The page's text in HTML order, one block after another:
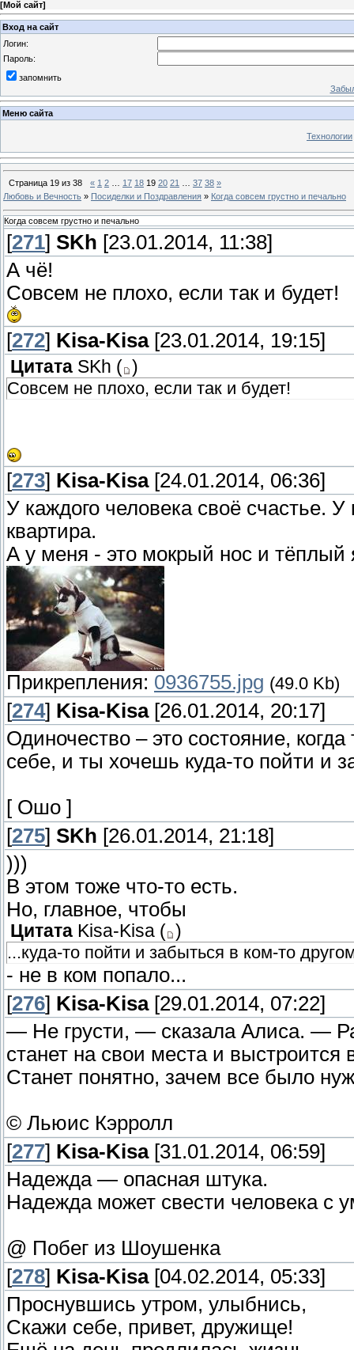
[Мой сайт]
Вход на сайт
Логин:
Пароль:
запомнить
Меню сайта
Технологии
Страница 19 из 38 « 1 2 17 18 19 20 21 37 38 »
Любовь и Вечность » Посиделки и Поздравления » Когда совсем грустно и печально
Когда совсем грустно и печально
[271] SKh [23.01.2014, 11:38]
А чё!
Совсем не плохо, если так и будет!
[272] Kisa-Kisa[23.01.2014, 19:15]
Цитата SKh ( )
Совсем не плохо, если так и будет!
[273] Kisa-Kisa[24.01.2014, 06:36]
У каждого человека своё счастье.
квартира.
А у меня - это мокрый нос и тёплый
Прикрепления: 0936755.jpg (49.0 Kb)
[274] Kisa-Kisa[26.01.2014, 20:17]
Одиночество – это состояние,
себе, и ты хочешь куда-то пойти и
[ Ошо ]
[275] SKh [26.01.2014, 21:18]
)))
В этом тоже что-то есть.
Но, главное, чтобы
Цитата Kisa-Kisa ( )
...куда-то пойти и забыться в ком-то
- не в ком попало...
[276] Kisa-Kisa[29.01.2014, 07:22]
— Не грусти, — сказала Алисa. —
станет на свои места и
Станет понятно, зачем все было
© Льюис Кэрролл
[277] Kisa-Kisa[31.01.2014, 06:59]
Надежда — опасная штука.
Надежда может свести человека с
@ Побег из Шоушенка
[278] Kisa-Kisa[04.02.2014, 05:33]
Проснувшись утром, улыбнись,
Скажи себе, привет, дружище!